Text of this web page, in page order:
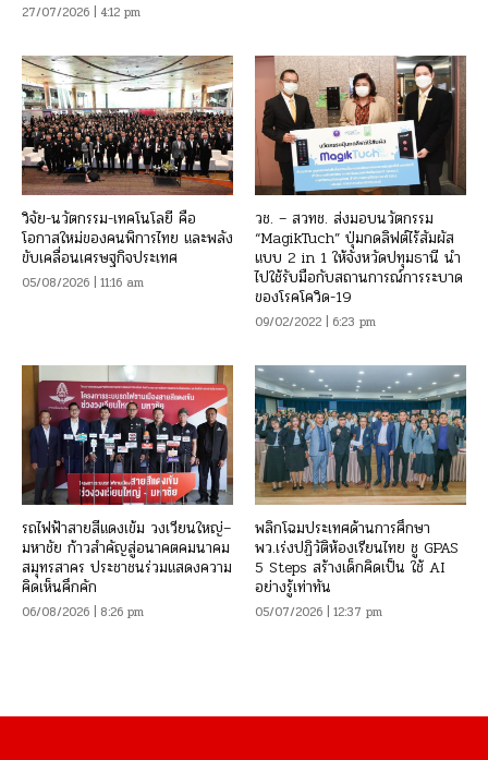
27/07/2026 | 4:12 pm
วิจัย-นวัตกรรม-เทคโนโลยี คือ
โอกาสใหม่ของคนพิการไทย และพลัง
ขับเคลื่อนเศรษฐกิจประเทศ
05/08/2026 | 11:16 am
วช. – สวทช. ส่งมอบนวัตกรรม
“MagikTuch” ปุ่มกดลิฟต์ไร้สัมผัส
แบบ 2 in 1 ให้จังหวัดปทุมธานี นำ
ไปใช้รับมือกับสถานการณ์การระบาด
ของโรคโควิด-19
09/02/2022 | 6:23 pm
รถไฟฟ้าสายสีแดงเข้ม วงเวียนใหญ่–
มหาชัย ก้าวสำคัญสู่อนาคตคมนาคม
สมุทรสาคร ประชาชนร่วมแสดงความ
คิดเห็นคึกคัก
06/08/2026 | 8:26 pm
พลิกโฉมประเทศด้านการศึกษา
พว.เร่งปฏิวัติห้องเรียนไทย ชู GPAS
5 Steps สร้างเด็กคิดเป็น ใช้ AI
อย่างรู้เท่าทัน
05/07/2026 | 12:37 pm